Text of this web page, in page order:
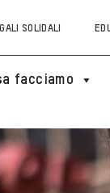
SOLIDALI
facciamo